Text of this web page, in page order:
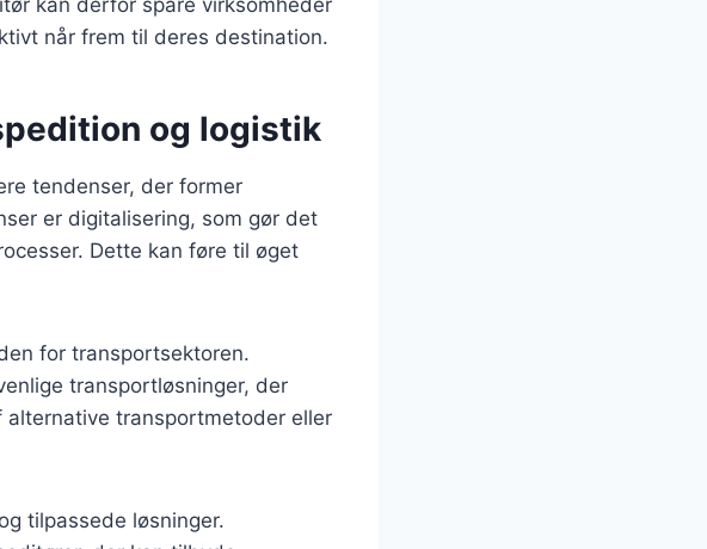
når frem til deres destination.
og logistik
tendenser, der former
er digitalisering, som gør det
Dette kan føre til øget
for transportsektoren.
transportløsninger, der
transportmetoder eller
tilpassede løsninger.